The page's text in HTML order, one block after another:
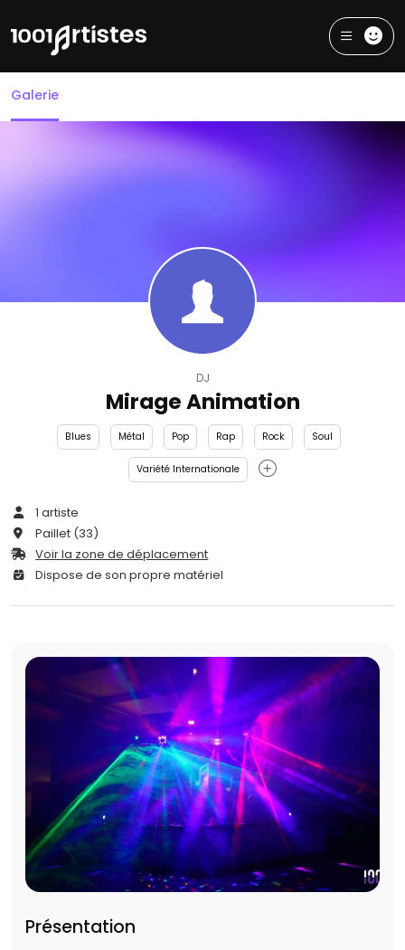
Galerie
DJ
Mirage Animation
Blues Métal Pop Rap Rock Soul
Variété Internationale
1 artiste
Paillet (33)
Voir la zone de déplacement
Dispose de son propre matériel
Présentation